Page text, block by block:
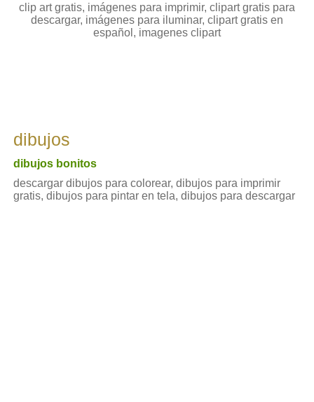
clip art gratis, imágenes para imprimir, clipart gratis para
descargar, imágenes para iluminar, clipart gratis en
español, imagenes clipart
dibujos
dibujos bonitos
descargar dibujos para colorear, dibujos para imprimir
gratis, dibujos para pintar en tela, dibujos para descargar